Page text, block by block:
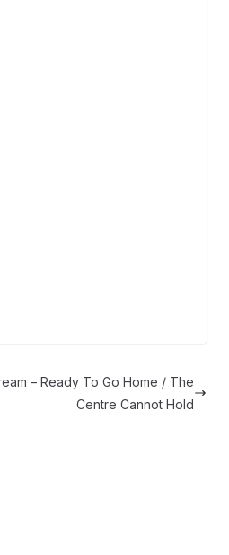
– Ready To Go Home / The
Centre Cannot Hold